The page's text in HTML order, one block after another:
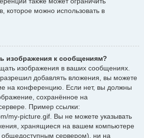
которое можно использовать в
изображения к сообщениям?
изображения в ваших сообщениях.
добавлять вложения, вы можете
на конференцию. Если нет, вы должны
сохранённое на
Пример ссылки:
my-picture.gif. Вы не можете указывать
хранящиеся на вашем компьютере
общедоступным сервером), ни на